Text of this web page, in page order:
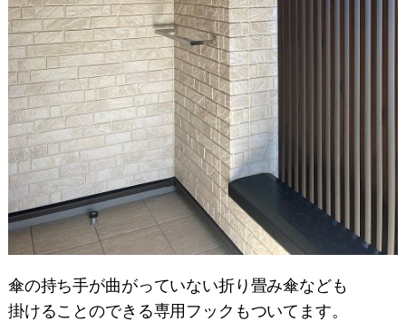
傘の持ち手が曲がっていない折り畳み傘なども
掛けることのできる専用フックもついてます。